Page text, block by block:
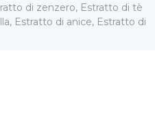
di zenzero, Estratto di tè
Estratto di anice, Estratto di